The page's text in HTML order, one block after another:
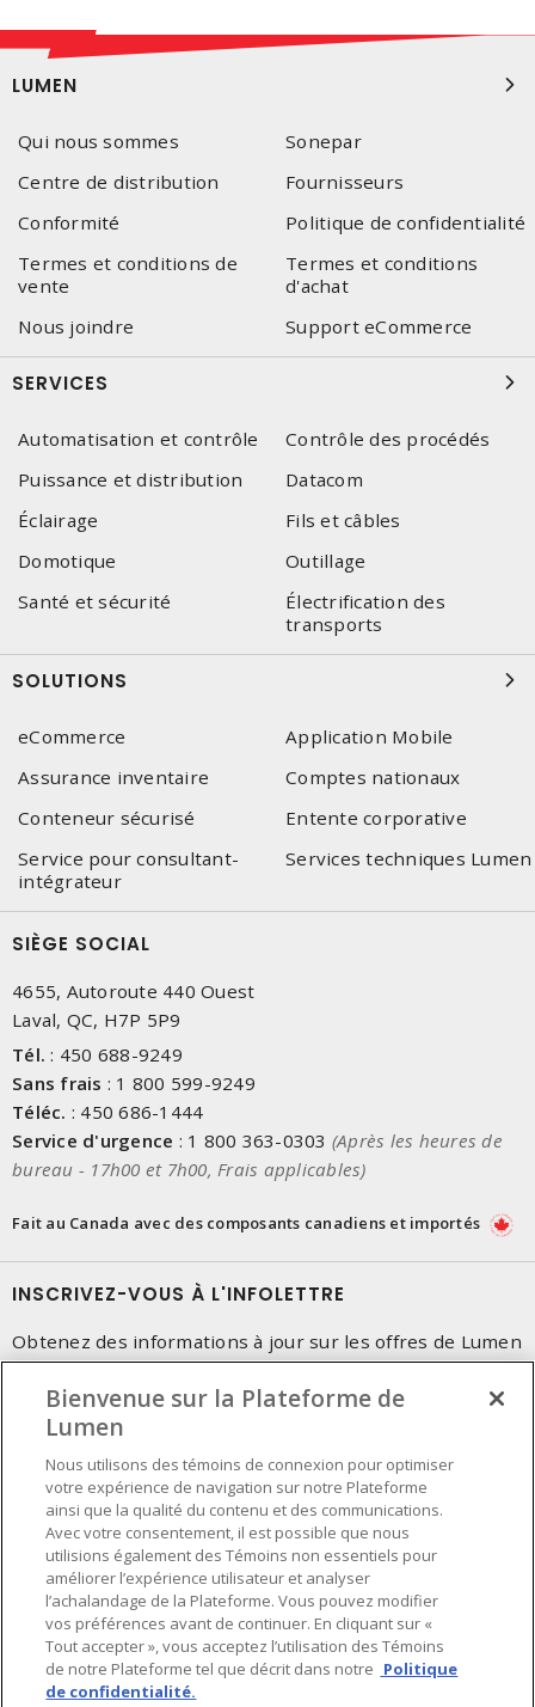
LUMEN
Qui nous sommes
Sonepar
Centre de distribution
Fournisseurs
Conformité
Politique de confidentialité
Termes et conditions de
vente
Termes et conditions
d'achat
Nous joindre
Support eCommerce
SERVICES
Automatisation et contrôle
Contrôle des procédés
Puissance et distribution
Datacom
Éclairage
Fils et câbles
Domotique
Outillage
Santé et sécurité
Électrification des
transports
SOLUTIONS
eCommerce
Application Mobile
Assurance inventaire
Comptes nationaux
Conteneur sécurisé
Entente corporative
Service pour consultant-
intégrateur
Services techniques Lumen
SIÈGE SOCIAL
4655, Autoroute 440 Ouest
Laval, QC, H7P 5P9
Tél. : 450 688-9249
Sans frais : 1 800 599-9249
Téléc. : 450 686-1444
Service d'urgence : 1 800 363-0303 (Après les heures de
bureau - 17h00 et 7h00, Frais applicables)
Fait au Canada avec des composants canadiens et importés
INSCRIVEZ-VOUS À L'INFOLETTRE
Obtenez des informations à jour sur les offres de Lumen
Préférences en matière de cookies
Bienvenue sur la Plateforme de
Lumen
Nous utilisons des témoins de connexion pour optimiser
votre expérience de navigation sur notre Plateforme
ainsi que la qualité du contenu et des communications.
Avec votre consentement, il est possible que nous
utilisions également des Témoins non essentiels pour
améliorer l’expérience utilisateur et analyser
l’achalandage de la Plateforme. Vous pouvez modifier
vos préférences avant de continuer. En cliquant sur «
Tout accepter », vous acceptez l’utilisation des Témoins
de notre Plateforme tel que décrit dans notre Politique
de confidentialité.